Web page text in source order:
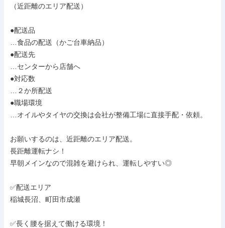
（近距離のエリア配送）
●配送品
…食品の配送（かご台車納品）
●配送先
…センターから店舗へ
●対応数
…２か所配送
●職場環境
…オイルやタイヤの交換は会社が整備工場に直接手配・依頼。
お願いするのは、近距離のエリア配送。
長距離運転ナシ！
早朝メインなので混雑を避けられ、運転しやすい◎
✅配送エリア
稲城長沼、町田市成瀬
✅長く腰を据えて働ける環境！